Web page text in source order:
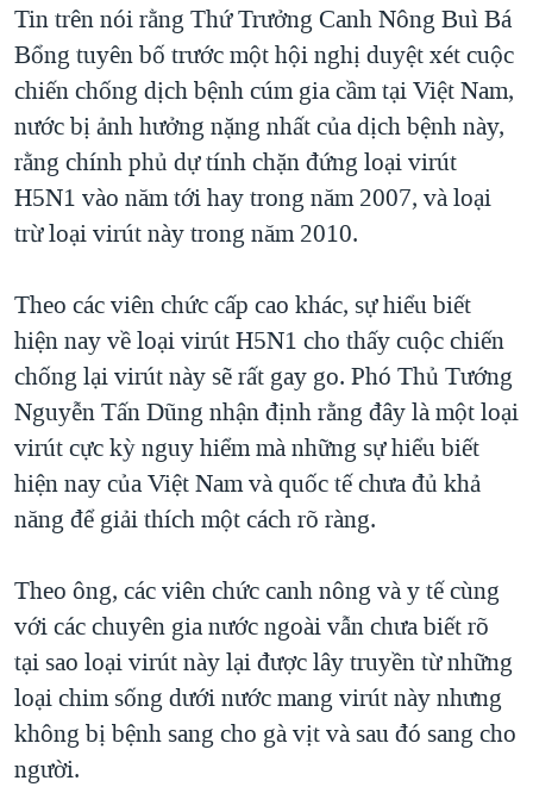
VĂN HOÁ
THỂ THAO
GIÁO DỤC
NGÀY TỊ NẠN THẾ GIỚI
TRỊNH VĨNH BÌNH - NGƯỜI HẠ 'BÊN THẮNG CUỘC'
GROUND ZERO – XƯA VÀ NAY
CÁC GIÁ TRỊ CỘNG HÒA Ở VIỆT NAM
THƯỢNG ĐỈNH TRUMP-KIM TẠI VIỆT NAM
NGƯ DÂN VIỆT VÀ LÀN SÓNG TRỘM HẢI SÂM
BÊN KIA QUỐC LỘ: TIẾNG VỌNG TỪ NÔNG THÔN MỸ
QUAN HỆ VIỆT MỸ
Ngôn ngữ khác
Tin trên nói rằng Thứ Trưởng Canh Nông Buì Bá
Bổng tuyên bố trước một hội nghị duyệt xét cuộc
chiến chống dịch bệnh cúm gia cầm tại Việt Nam,
nước bị ảnh hưởng nặng nhất của dịch bệnh này,
rằng chính phủ dự tính chặn đứng loại virút
H5N1 vào năm tới hay trong năm 2007, và loại
trừ loại virút này trong năm 2010.
Theo các viên chức cấp cao khác, sự hiểu biết
hiện nay về loại virút H5N1 cho thấy cuộc chiến
chống lại virút này sẽ rất gay go. Phó Thủ Tướng
Nguyễn Tấn Dũng nhận định rằng đây là một loại
virút cực kỳ nguy hiểm mà những sự hiểu biết
hiện nay của Việt Nam và quốc tế chưa đủ khả
năng để giải thích một cách rõ ràng.
Theo ông, các viên chức canh nông và y tế cùng
với các chuyên gia nước ngoài vẫn chưa biết rõ
tại sao loại virút này lại được lây truyền từ những
loại chim sống dưới nước mang virút này nhưng
không bị bệnh sang cho gà vịt và sau đó sang cho
người.